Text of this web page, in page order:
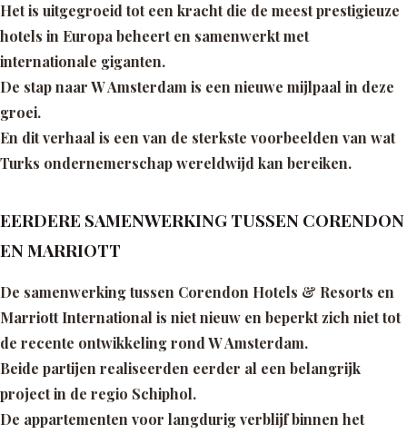
Het is uitgegroeid tot een kracht die de meest prestigieuze
hotels in Europa beheert en samenwerkt met
internationale giganten.
De stap naar W Amsterdam is een nieuwe mijlpaal in deze
groei.
En dit verhaal is een van de sterkste voorbeelden van wat
Turks ondernemerschap wereldwijd kan bereiken.
EERDERE SAMENWERKING TUSSEN CORENDON
EN MARRIOTT
De samenwerking tussen Corendon Hotels & Resorts en
Marriott International is niet nieuw en beperkt zich niet tot
de recente ontwikkeling rond W Amsterdam.
Beide partijen realiseerden eerder al een belangrijk
project in de regio Schiphol.
De appartementen voor langdurig verblijf binnen het